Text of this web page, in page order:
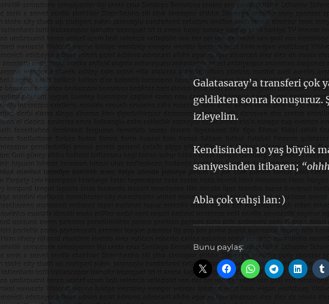
Galatasaray’a transferi çok
geldikten sonra konuşuruz.
izleyelim.
Kendisinden 10 yaş büyük
saniyesinden itibaren;
Abla çok vahşi lan:)
Bunu paylaş: